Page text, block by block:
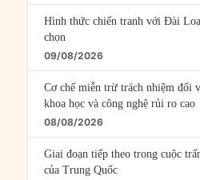
Hình thức chiến tranh với Đài
chọn
09/08/2026
Cơ chế miễn trừ trách nhiệm đối
khoa học và công nghệ rủi ro cao
08/08/2026
Giai đoạn tiếp theo trong cuộc
của Trung Quốc